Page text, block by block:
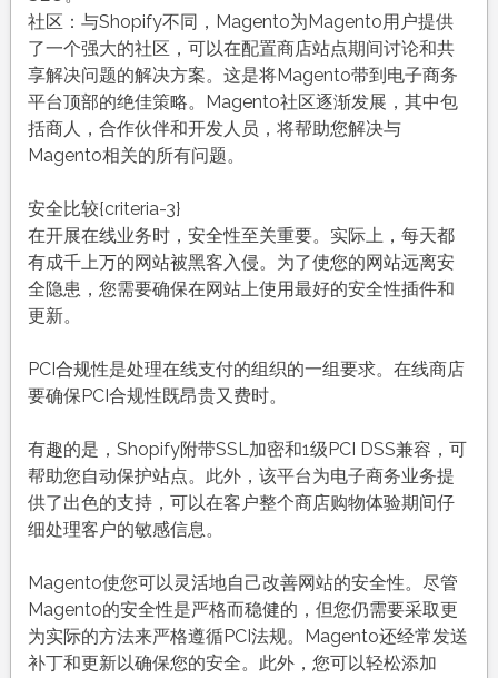
社区：与Shopify不同，Magento为Magento用户提供
了一个强大的社区，可以在配置商店站点期间讨论和共
享解决问题的解决方案。这是将Magento带到电子商务
平台顶部的绝佳策略。Magento社区逐渐发展，其中包
括商人，合作伙伴和开发人员，将帮助您解决与
Magento相关的所有问题。
安全比较{criteria-3}
在开展在线业务时，安全性至关重要。实际上，每天都
有成千上万的网站被黑客入侵。为了使您的网站远离安
全隐患，您需要确保在网站上使用最好的安全性插件和
更新。
PCI合规性是处理在线支付的组织的一组要求。在线商店
要确保PCI合规性既昂贵又费时。
有趣的是，Shopify附带SSL加密和1级PCI DSS兼容，可
帮助您自动保护站点。此外，该平台为电子商务业务提
供了出色的支持，可以在客户整个商店购物体验期间仔
细处理客户的敏感信息。
Magento使您可以灵活地自己改善网站的安全性。尽管
Magento的安全性是严格而稳健的，但您仍需要采取更
为实际的方法来严格遵循PCI法规。Magento还经常发送
补丁和更新以确保您的安全。此外，您可以轻松添加